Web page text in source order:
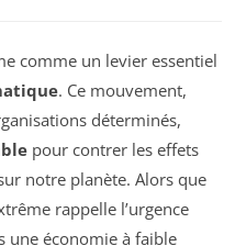
comme un levier essentiel
. Ce mouvement,
déterminés,
pour contrer les effets
notre planète. Alors que
rappelle l’urgence
une économie à faible